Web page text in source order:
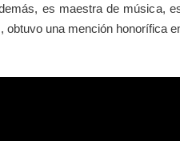
es maestra de música,
una mención honorífica